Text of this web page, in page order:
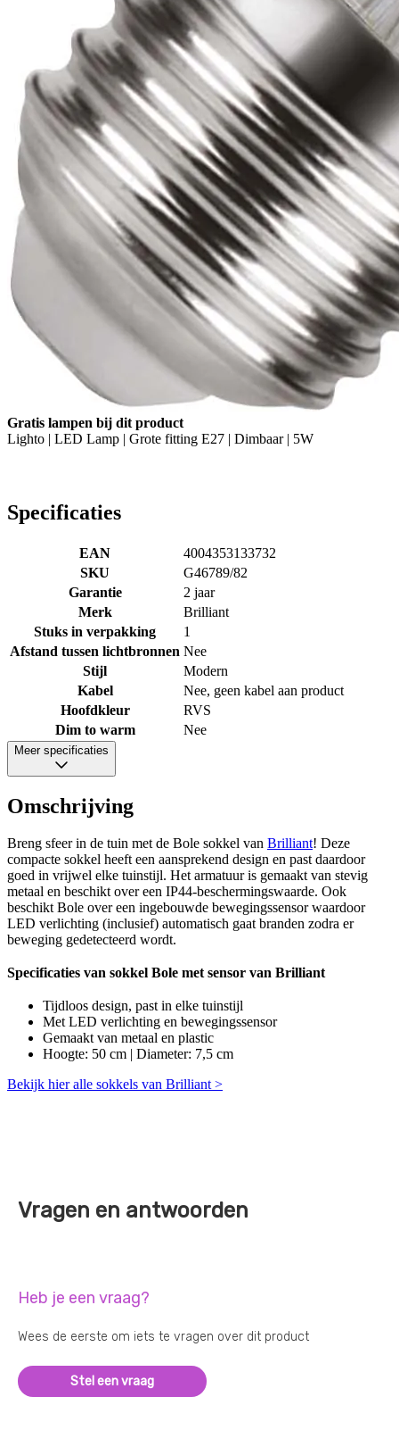
Gratis lampen bij dit product
Lighto | LED Lamp | Grote fitting E27 | Dimbaar | 5W
Specificaties
EAN
4004353133732
SKU
G46789/82
Garantie
2 jaar
Merk
Brilliant
Stuks in verpakking
1
Afstand tussen lichtbronnen Nee
Stijl
Modern
Kabel
Nee, geen kabel aan product
Hoofdkleur
RVS
Dim to warm
Nee
Meer specificaties
Omschrijving
Breng sfeer in de tuin met de Bole sokkel van Brilliant! Deze
compacte sokkel heeft een aansprekend design en past daardoor
goed in vrijwel elke tuinstijl. Het armatuur is gemaakt van stevig
metaal en beschikt over een IP44-beschermingswaarde. Ook
beschikt Bole over een ingebouwde bewegingssensor waardoor
LED verlichting (inclusief) automatisch gaat branden zodra er
beweging gedetecteerd wordt.
Specificaties van sokkel Bole met sensor van Brilliant
Tijdloos design, past in elke tuinstijl
Met LED verlichting en bewegingssensor
Gemaakt van metaal en plastic
Hoogte: 50 cm | Diameter: 7,5 cm
Bekijk hier alle sokkels van Brilliant >
Vragen en antwoorden
Heb je een vraag?
Wees de eerste om iets te vragen over dit product
Stel een vraag